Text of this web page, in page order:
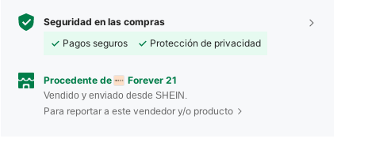
Seguridad en las compras
Pagos seguros
Protección de privacidad
Procedente de Forever 21
Vendido y enviado desde SHEIN.
Para reportar a este vendedor y/o producto